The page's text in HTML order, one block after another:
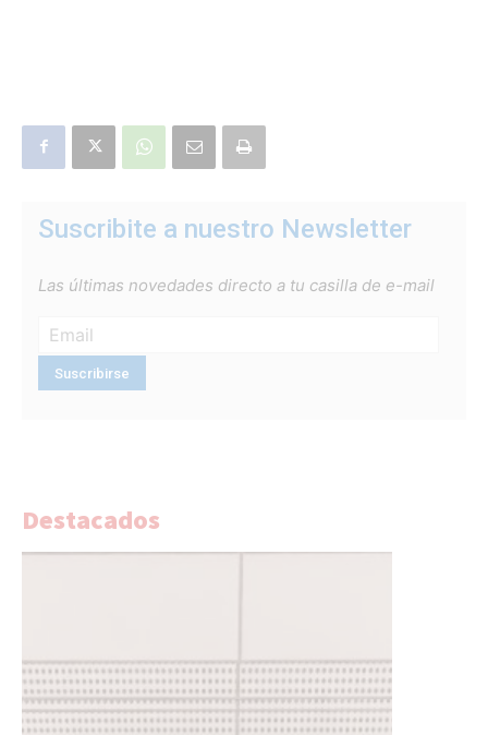
Suscribite a nuestro Newsletter
Las últimas novedades directo a tu casilla de e-mail
Destacados